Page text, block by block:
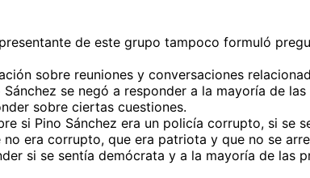
de este grupo tampoco formuló
sobre reuniones y conversaciones
se negó a responder a la mayoría de
sobre ciertas cuestiones.
si Pino Sánchez era un policía corrupto, si se
era corrupto, que era patriota y que no se
si se sentía demócrata y a la mayoría de las